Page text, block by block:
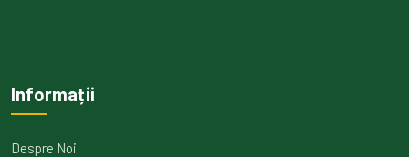
Informații
Despre Noi